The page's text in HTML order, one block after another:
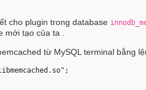
cho plugin trong database
mới tạo của ta .
từ MySQL terminal bằng